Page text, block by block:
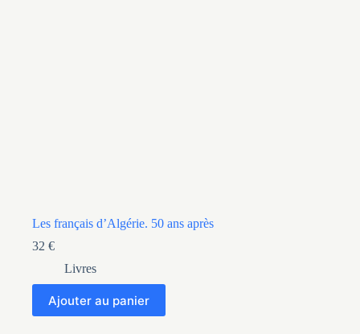
Les français d’Algérie. 50 ans après
32 €
Livres
Ajouter au panier